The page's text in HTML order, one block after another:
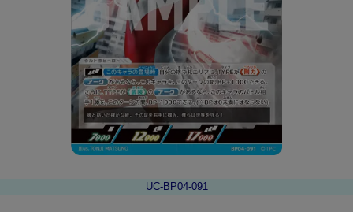
UC-BP04-091